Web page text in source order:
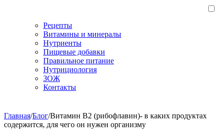
Рецепты
Витамины и минералы
Нутриенты
Пищевые добавки
Правильное питание
Нутрициология
ЗОЖ
Контакты
Главная/Блог/Витамин B2 (рибофлавин)- в каких продуктах
содержится, для чего он нужен организму